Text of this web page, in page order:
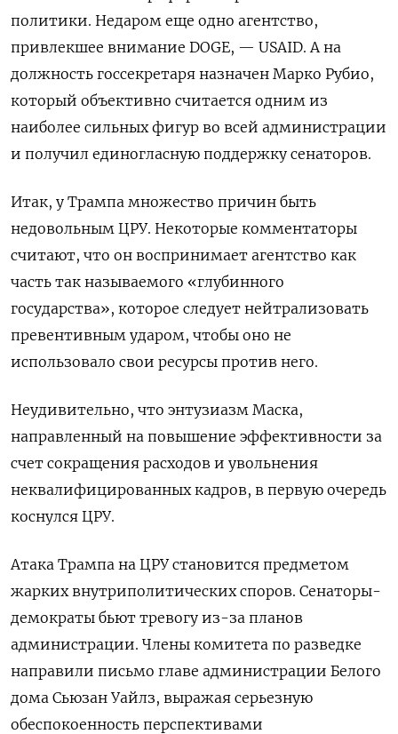
политики. Недаром еще одно агентство,
привлекшее внимание DOGE, — USAID. А на
должность госсекретаря назначен Марко Рубио,
который объективно считается одним из
наиболее сильных фигур во всей администрации
и получил единогласную поддержку сенаторов.
Итак, у Трампа множество причин быть
недовольным ЦРУ. Некоторые комментаторы
считают, что он воспринимает агентство как
часть так называемого «глубинного
государства», которое следует нейтрализовать
превентивным ударом, чтобы оно не
использовало свои ресурсы против него.
Неудивительно, что энтузиазм Маска,
направленный на повышение эффективности за
счет сокращения расходов и увольнения
неквалифицированных кадров, в первую очередь
коснулся ЦРУ.
Атака Трампа на ЦРУ становится предметом
жарких внутриполитических споров. Сенаторы-
демократы бьют тревогу из-за планов
администрации. Члены комитета по разведке
направили письмо главе администрации Белого
дома Сьюзан Уайлз, выражая серьезную
обеспокоенность перспективами